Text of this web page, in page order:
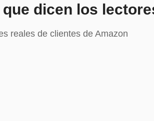
que dicen los
reales de clientes de Amazon